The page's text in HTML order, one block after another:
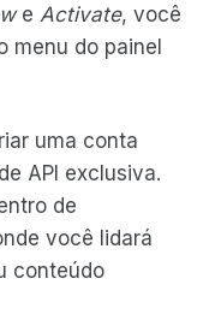
e Activate, você
menu do painel
uma conta
API exclusiva.
de
você lidará
conteúdo